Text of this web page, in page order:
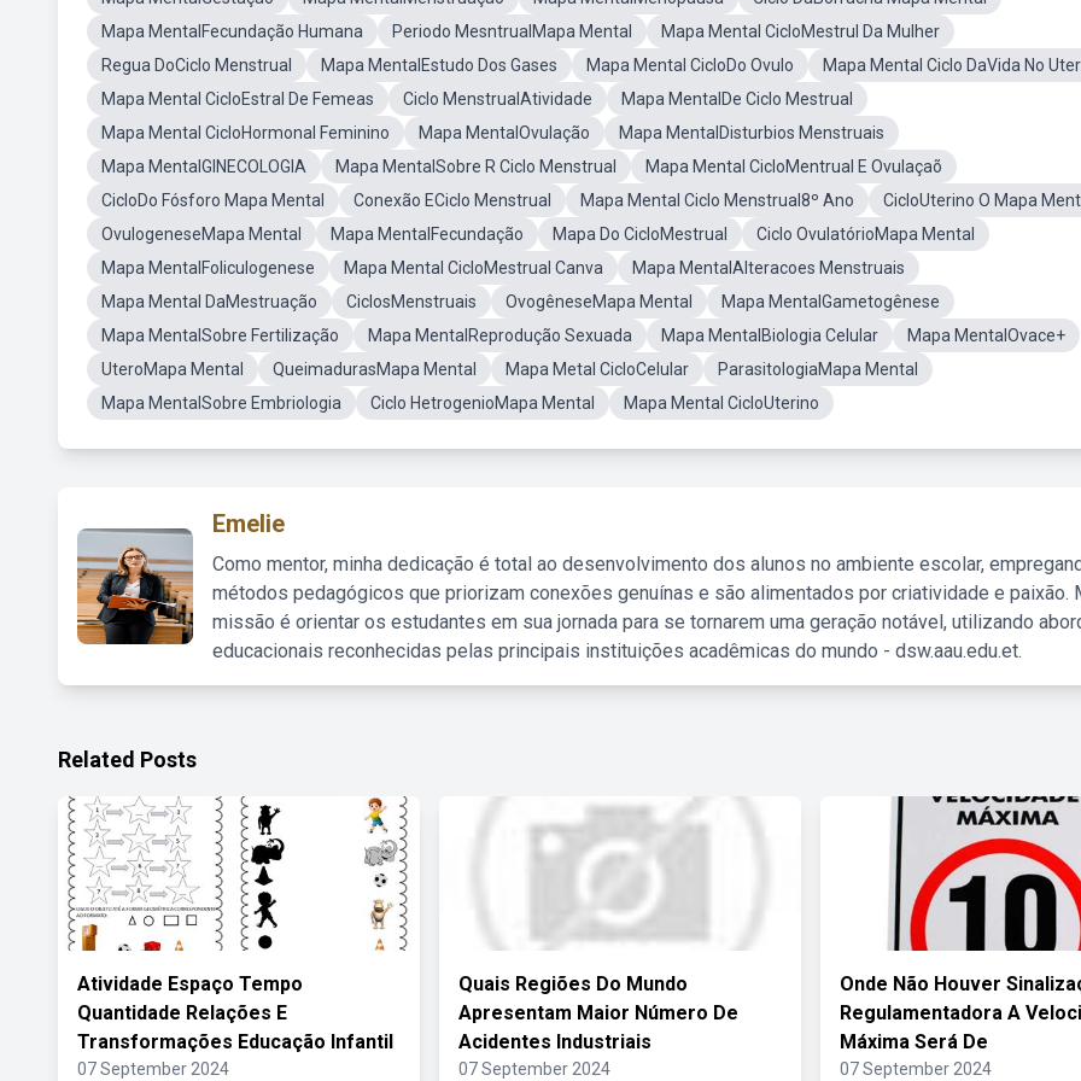
Mapa MentalFecundação Humana
Periodo MesntrualMapa Mental
Mapa Mental CicloMestrul Da Mulher
Regua DoCiclo Menstrual
Mapa MentalEstudo Dos Gases Mapa Mental CicloDo Ovulo
Mapa Mental Ciclo DaVida No
Mapa Mental CicloEstral De Femeas
Ciclo MenstrualAtividade
Mapa MentalDe Ciclo Mestrual
Mapa Mental CicloHormonal Feminino
Mapa MentalOvulação
Mapa MentalDisturbios Menstruais
Mapa MentalGINECOLOGIA
Mapa MentalSobre R Ciclo Menstrual
Mapa Mental CicloMentrual E Ovulaçaõ
CicloDo Fósforo Mapa Mental
Conexão ECiclo Menstrual Mapa Mental Ciclo Menstrual8º Ano
CicloUterino O Mapa
OvulogeneseMapa Mental
Mapa MentalFecundação Mapa Do CicloMestrual
Ciclo OvulatórioMapa Mental
Mapa MentalFoliculogenese
Mapa Mental CicloMestrual Canva
Mapa MentalAlteracoes Menstruais
Mapa Mental DaMestruação
CiclosMenstruais OvogêneseMapa Mental
Mapa MentalGametogênese
Mapa MentalSobre Fertilização
Mapa MentalReprodução Sexuada Mapa MentalBiologia Celular
Mapa MentalOvace+
UteroMapa Mental
QueimadurasMapa Mental Mapa Metal CicloCelular
ParasitologiaMapa Mental
Mapa MentalSobre Embriologia
Ciclo HetrogenioMapa Mental Mapa Mental CicloUterino
Emelie
Como mentor, minha dedicação é total ao desenvolvimento dos alunos no ambiente escolar,
métodos pedagógicos que priorizam conexões genuínas e são alimentados por criatividade e paixão.
missão é orientar os estudantes em sua jornada para se tornarem uma geração notável, utilizando
educacionais reconhecidas pelas principais instituições acadêmicas do mundo - dsw.aau.edu.et.
Related Posts
Atividade Espaço Tempo
Quantidade Relações E
Transformações Educação Infantil
07 September 2024
Quais Regiões Do Mundo
Apresentam Maior Número De
Acidentes Industriais
07 September 2024
Onde Não Houver
Regulamentadora A
Máxima Será De
07 September 2024